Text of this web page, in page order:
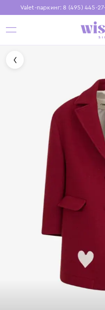
Valet-паркинг: 8 (495) 445-
Бесплатная
Установите приложение,